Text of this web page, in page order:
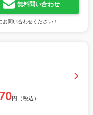
無料問い合わせ
問い合わせください！
円（税込）